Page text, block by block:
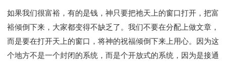
如果我们很富裕，有的是钱，神只要把祂天上的窗口打开，把富
裕倾倒下来，大家都变得不缺乏了。我们不要在分配上做文章，
而是要在打开天上的窗口，将神的祝福倾倒下来上用心。因为这
个地方不是一个封闭的系统，而是个开放式的系统，因为是接通